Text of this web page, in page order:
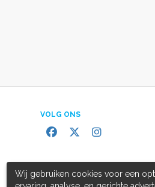
VOLG ONS
Wij gebruiken cookies voor een